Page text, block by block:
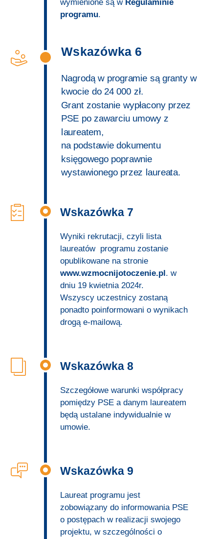
wymienione są w Regulaminie
programu.
Wskazówka 6
Nagrodą w programie są granty w
kwocie do 24 000 zł.
Grant zostanie wypłacony przez
PSE po zawarciu umowy z
laureatem,
na podstawie dokumentu
księgowego poprawnie
wystawionego przez laureata.
Wskazówka 7
Wyniki rekrutacji, czyli lista
laureatów programu zostanie
opublikowane na stronie
www.wzmocnijotoczenie.pl . w
dniu 19 kwietnia 2024r.
Wszyscy uczestnicy zostaną
ponadto poinformowani o wynikach
drogą e-mailową.
Wskazówka 8
Szczegółowe warunki współpracy
pomiędzy PSE a danym laureatem
będą ustalane indywidualnie w
umowie.
Wskazówka 9
Laureat programu jest
zobowiązany do informowania PSE
o postępach w realizacji swojego
projektu, w szczególności o